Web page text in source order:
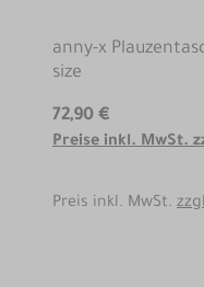
anny-x
size
72,90 €
Preise inkl. MwSt.
Preis inkl. MwSt.